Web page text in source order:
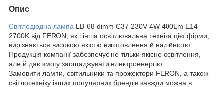
Опис
Світлодіодна лампа LB-68 dimm C37 230V 4W 400Lm E14
2700K від FERON, як і інша освітлювальна техніка цієї фірми,
вирізняється високою якістю виготовлення й надійністю.
Продукція компанії забезпечує не тільки якісне освітлення,
але й дає змогу заощаджувати електроенергію.
Замовити лампи, світильники та прожектори FERON, а також
світлотехніку інших популярних брендів завжди можна в